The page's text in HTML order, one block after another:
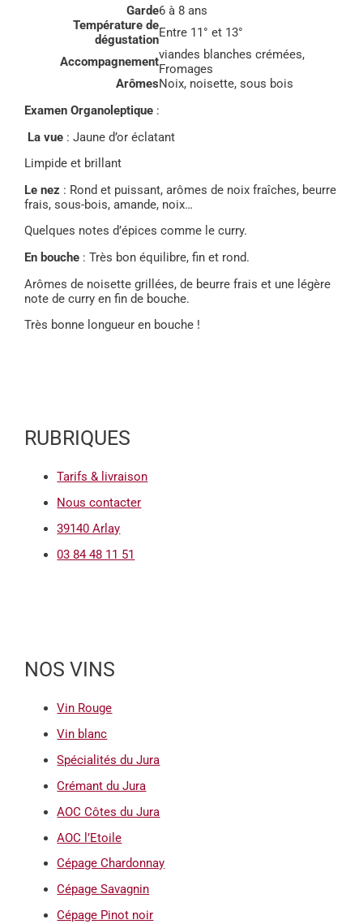
Garde6 à 8 ans
Température de
dégustationEntre 11° et 13°
Accompagnementviandes blanches crémées,
Fromages
ArômesNoix, noisette, sous bois
Examen Organoleptique :
La vue : Jaune d’or éclatant
Limpide et brillant
Le nez : Rond et puissant, arômes de noix fraîches, beurre
frais, sous-bois, amande, noix…
Quelques notes d’épices comme le curry.
En bouche : Très bon équilibre, fin et rond.
Arômes de noisette grillées, de beurre frais et une légère
note de curry en fin de bouche.
Très bonne longueur en bouche !
RUBRIQUES
Tarifs & livraison
Nous contacter
39140 Arlay
03 84 48 11 51
NOS VINS
Vin Rouge
Vin blanc
Spécialités du Jura
Crémant du Jura
AOC Côtes du Jura
AOC l’Etoile
Cépage Chardonnay
Cépage Savagnin
Cépage Pinot noir